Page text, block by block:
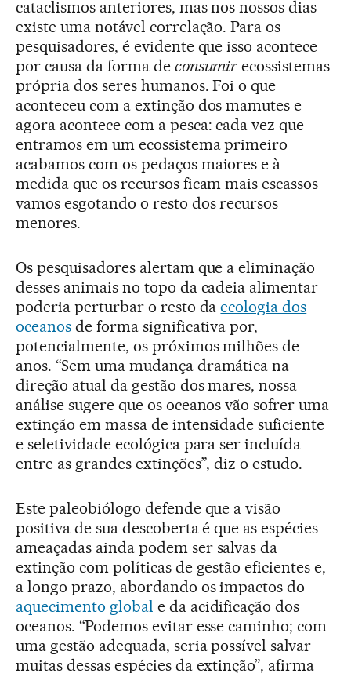
cataclismos anteriores, mas nos nossos dias
existe uma notável correlação. Para os
pesquisadores, é evidente que isso acontece
por causa da forma de consumir ecossistemas
própria dos seres humanos. Foi o que
aconteceu com a extinção dos mamutes e
agora acontece com a pesca: cada vez que
entramos em um ecossistema primeiro
acabamos com os pedaços maiores e à
medida que os recursos ficam mais escassos
vamos esgotando o resto dos recursos
menores.
Os pesquisadores alertam que a eliminação
desses animais no topo da cadeia alimentar
poderia perturbar o resto daecologia dos
oceanosde forma significativa por,
potencialmente, os próximos milhões de
anos. “Sem uma mudança dramática na
direção atual da gestão dos mares, nossa
análise sugere que os oceanos vão sofrer uma
extinção em massa de intensidade suficiente
e seletividade ecológica para ser incluída
entre as grandes extinções”, diz o estudo.
Este paleobiólogo defende que a visão
positiva de sua descoberta é que as espécies
ameaçadas ainda podem ser salvas da
extinção com políticas de gestão eficientes e,
a longo prazo, abordando os impactos do
aquecimento global e da acidificação dos
oceanos. “Podemos evitar esse caminho; com
uma gestão adequada, seria possível salvar
muitas dessas espécies da extinção”, afirma